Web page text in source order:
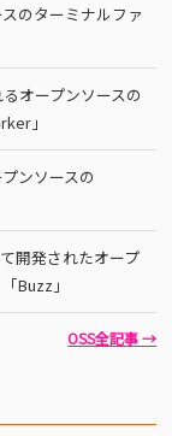
のターミナルファ
オープンソースの
」
ンソースの
開発されたオープ
Buzz」
OSS全記事 →